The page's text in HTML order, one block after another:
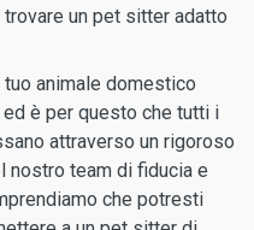
un pet sitter adatto
animale domestico
è per questo che tutti i
attraverso un rigoroso
nostro team di fiducia e
che potresti